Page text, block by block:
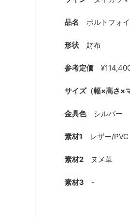
品名 ポルトフォ
形状 財布
参考定価
サイズ（幅×高さ×
金具色シルバー
素材1 レザー/PVC
素材2 ヌメ革
素材3 -